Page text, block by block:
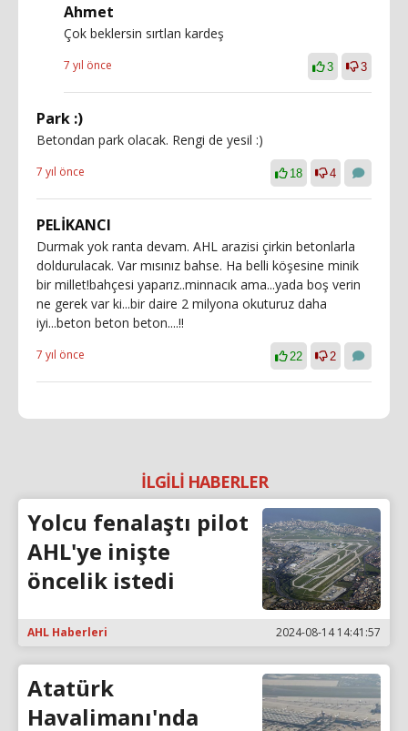
Ahmet
Çok beklersin sırtlan kardeş
7 yıl önce 3 3
Park :)
Betondan park olacak. Rengi de yesil :)
7 yıl önce 18 4
PELİKANCI
Durmak yok ranta devam. AHL arazisi çirkin betonlarla
doldurulacak. Var mısınız bahse. Ha belli köşesine minik
bir millet!bahçesi yaparız..minnacık ama...yada boş verin
ne gerek var ki...bir daire 2 milyona okuturuz daha
iyi...beton beton beton....!!
7 yıl önce 22 2
İLGİLİ HABERLER
Yolcu fenalaştı pilot
AHL'ye inişte
öncelik istedi
AHL Haberleri 2024-08-14 14:41:57
Atatürk
Havalimanı'nda